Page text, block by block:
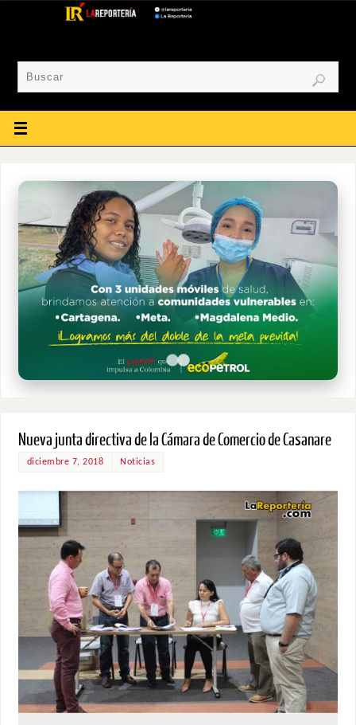
Nueva junta directiva de la Cámara de Comercio de Casanare
diciembre 7, 2018 Noticias